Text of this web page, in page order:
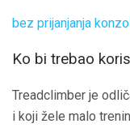
bez prijanjanja
Ko bi trebao
Treadclimber je
i koji žele malo